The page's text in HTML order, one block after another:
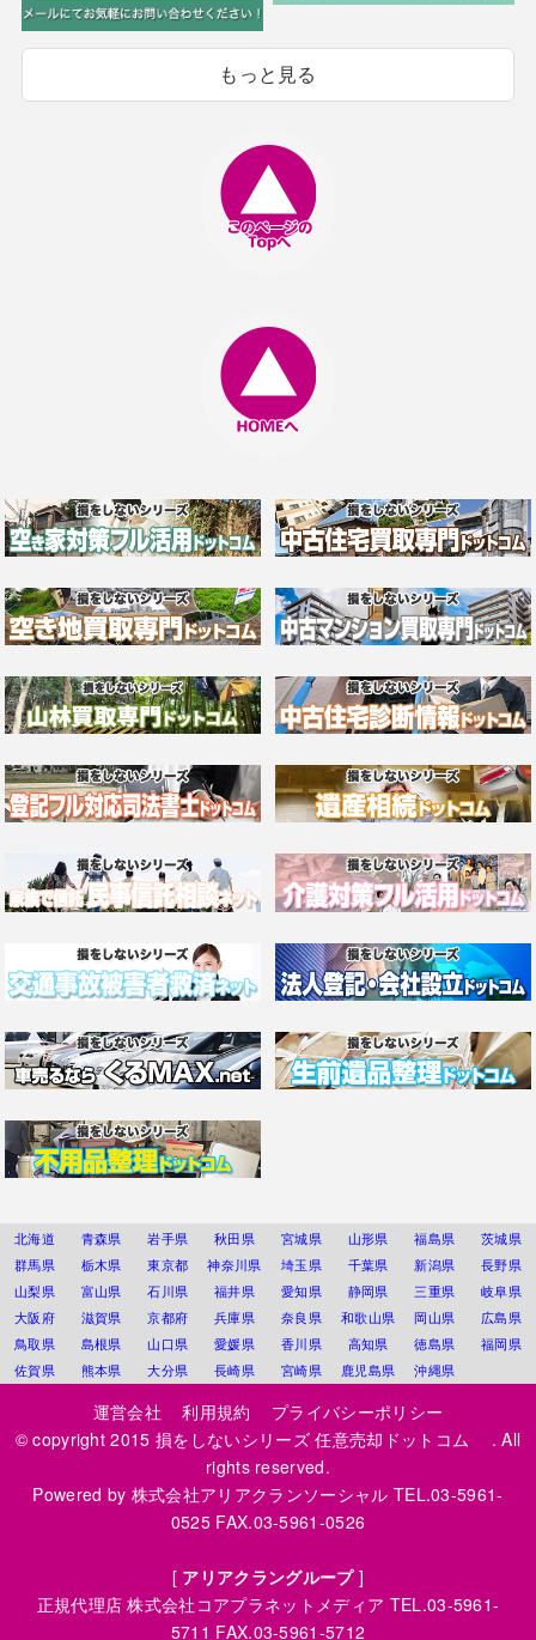
もっと見る
北海道 青森県 岩手県 秋田県 宮城県 山形県 福島県
茨城県
群馬県
栃木県 東京都 神奈川県 埼玉県 千葉県 新潟県
長野県
山梨県
富山県 石川県 福井県 愛知県 静岡県 三重県
岐阜県
大阪府
滋賀県 京都府 兵庫県 奈良県 和歌山県 岡山県
広島県
鳥取県
島根県 山口県 愛媛県 香川県 高知県 徳島県
福岡県
佐賀県
熊本県 大分県 長崎県 宮崎県 鹿児島県 沖縄県
運営会社 利用規約
プライバシーポリシー
© copyright 2015損をしないシリーズ 任意売却ドットコム
. All
rights reserved.
Powered by 株式会社アリアクランソーシャル TEL.03-5961-
0525 FAX.03-5961-0526
[ アリアクラングループ]
正規代理店株式会社コアプラネットメディア TEL.03-5961-
5711 FAX.03-5961-5712